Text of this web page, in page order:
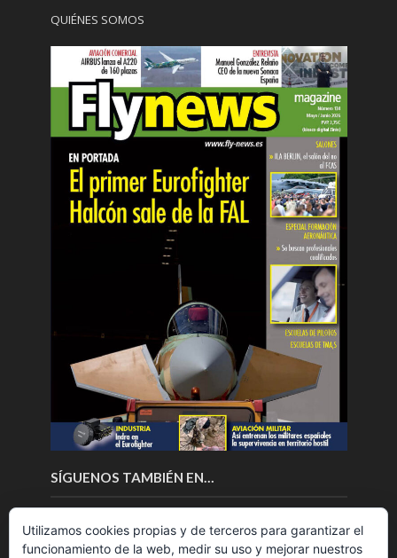
QUIÉNES SOMOS
SÍGUENOS TAMBIÉN EN…
Utilizamos cookies propias y de terceros para garantizar el
funcionamiento de la web, medir su uso y mejorar nuestros